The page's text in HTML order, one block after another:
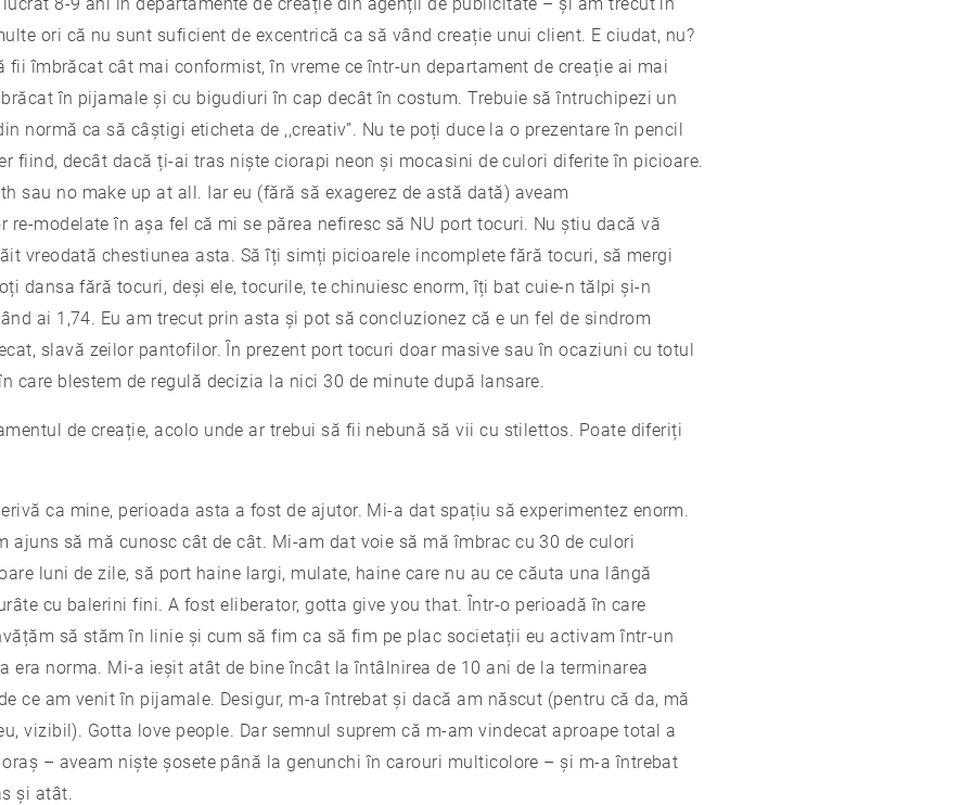
ori că nu sunt suficient de excentrică ca să vând creație unui client. E ciudat, nu?
fii îmbrăcat cât mai conformist, în vreme ce într-un departament de creație ai mai
în pijamale și cu bigudiuri în cap decât în costum. Trebuie să întruchipezi un
normă ca să câștigi eticheta de ,,creativ”. Nu te poți duce la o prezentare în pencil
fiind, decât dacă ți-ai tras niște ciorapi neon și mocasini de culori diferite în picioare.
sau no make up at all. Iar eu (fără să exagerez de astă dată) aveam
re-modelate în așa fel că mi se părea nefiresc să NU port tocuri. Nu știu dacă vă
vreodată chestiunea asta. Să îți simți picioarele incomplete fără tocuri, să mergi
dansa fără tocuri, deși ele, tocurile, te chinuiesc enorm, îți bat cuie-n tălpi și-n
ai 1,74. Eu am trecut prin asta și pot să concluzionez că e un fel de sindrom
slavă zeilor pantofilor. În prezent port tocuri doar masive sau în ocaziuni cu totul
care blestem de regulă decizia la nici 30 de minute după lansare.
de creație, acolo unde ar trebui să fii nebună să vii cu stilettos. Poate diferiți
ca mine, perioada asta a fost de ajutor. Mi-a dat spațiu să experimentez enorm.
ajuns să mă cunosc cât de cât. Mi-am dat voie să mă îmbrac cu 30 de culori
luni de zile, să port haine largi, mulate, haine care nu au ce căuta una lângă
cu balerini fini. A fost eliberator, gotta give you that. Într-o perioadă în care
să stăm în linie și cum să fim ca să fim pe plac societații eu activam într-un
era norma. Mi-a ieșit atât de bine încât la întâlnirea de 10 ani de la terminarea
ce am venit în pijamale. Desigur, m-a întrebat și dacă am născut (pentru că da, mă
vizibil). Gotta love people. Dar semnul suprem că m-am vindecat aproape total a
– aveam niște șosete până la genunchi în carouri multicolore – și m-a întrebat
și atât.